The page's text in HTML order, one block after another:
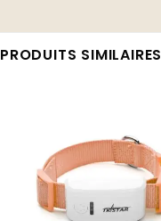
PRODUITS SIMILAIRES